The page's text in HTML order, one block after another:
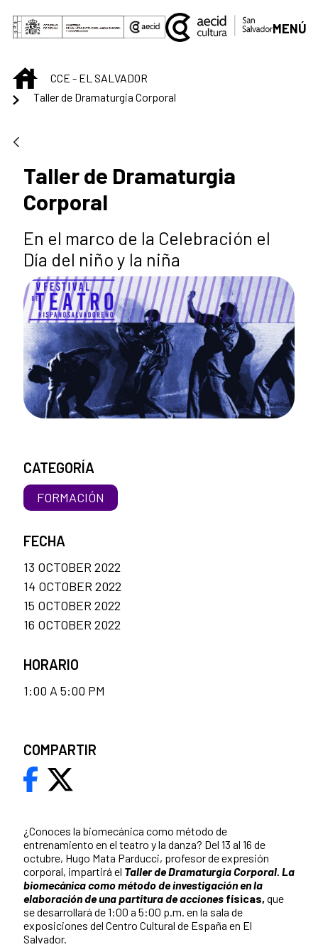
Skip to Main Content
MENÚ
INICIOCCE - EL SALVADOR
Taller de Dramaturgia Corporal
Taller de Dramaturgia
Corporal
En el marco de la Celebración el
Día del niño y la niña
¿Conoces la biomecánica como método de
entrenamiento en el teatro y la danza? Del 13 al 16 de
octubre, Hugo Mata Parducci, profesor de expresión
corporal, impartirá el Taller de Dramaturgia Corporal. La
biomecánica como método de investigación en la
elaboración de una partitura de acciones físicas, que
se desarrollará de 1:00 a 5:00 p.m. en la sala de
exposiciones del Centro Cultural de España en El
Salvador.
CATEGORÍA
FORMACIÓN
FECHA
13 OCTOBER 2022
14 OCTOBER 2022
15 OCTOBER 2022
16 OCTOBER 2022
HORARIO
1:00 A 5:00 PM
COMPARTIR